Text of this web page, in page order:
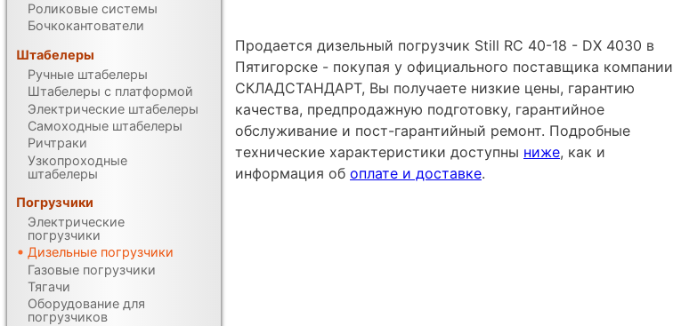
Продается дизельный погрузчик Still RC 40-18 - DX 4030 в
Пятигорске - покупая у официального поставщика компании
СКЛАДСТАНДАРТ, Вы получаете низкие цены, гарантию
качества, предпродажную подготовку, гарантийное
обслуживание и пост-гарантийный ремонт. Подробные
технические характеристики доступны ниже, как и
информация об оплате и доставке.
Роликовые системы
Бочкокантователи
Штабелеры
Ручные штабелеры
Штабелеры с платформой
Электрические штабелеры
Самоходные штабелеры
Ричтраки
Узкопроходные
штабелеры
Погрузчики
Электрические
погрузчики
Дизельные погрузчики
Газовые погрузчики
Тягачи
Оборудование для
погрузчиков